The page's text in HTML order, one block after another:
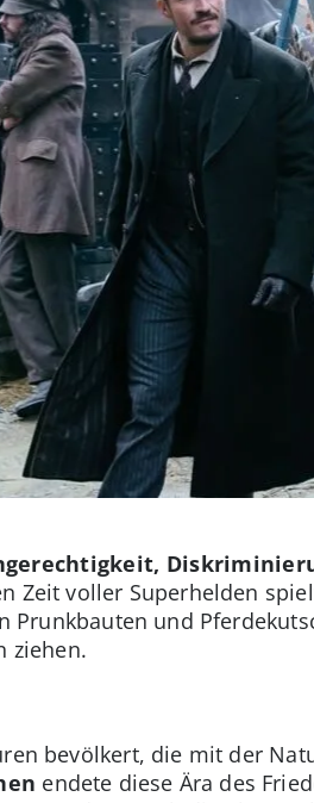
Zeit voller Superhelden
und
ziehen.
bevölkert, die mit der
endete diese Ära des